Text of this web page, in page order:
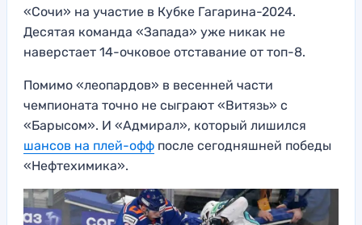
«Сочи» на участие в Кубке Гагарина-2024.
Десятая команда «Запада» уже никак не
наверстает 14-очковое отставание от топ-8.
Помимо «леопардов» в весенней части
чемпионата точно не сыграют «Витязь» с
«Барысом». И «Адмирал», который лишился
шансов на плей-офф после сегодняшней победы
«Нефтехимика».